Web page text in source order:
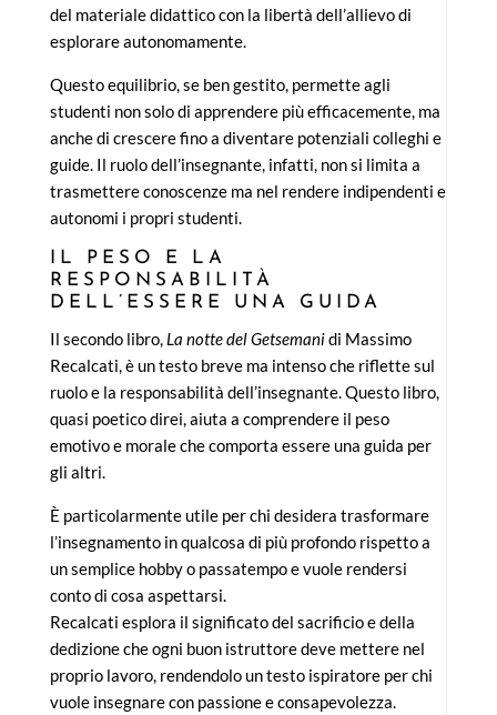
del materiale didattico con la libertà dell’allievo di
esplorare autonomamente.
Questo equilibrio, se ben gestito, permette agli
studenti non solo di apprendere più efficacemente, ma
anche di crescere fino a diventare potenziali colleghi e
guide. Il ruolo dell’insegnante, infatti, non si limita a
trasmettere conoscenze ma nel rendere indipendenti e
autonomi i propri studenti.
IL PESO E LA
RESPONSABILITÀ
DELL’ESSERE UNA GUIDA
Il secondo libro, La notte del Getsemanidi Massimo
Recalcati, è un testo breve ma intenso che riflette sul
ruolo e la responsabilità dell’insegnante. Questo libro,
quasi poetico direi, aiuta a comprendere il peso
emotivo e morale che comporta essere una guida per
gli altri.
È particolarmente utile per chi desidera trasformare
l’insegnamento in qualcosa di più profondo rispetto a
un semplice hobby o passatempo e vuole rendersi
conto di cosa aspettarsi.
Recalcati esplora il significato del sacrificio e della
dedizione che ogni buon istruttore deve mettere nel
proprio lavoro, rendendolo un testo ispiratore per chi
vuole insegnare con passione e consapevolezza.